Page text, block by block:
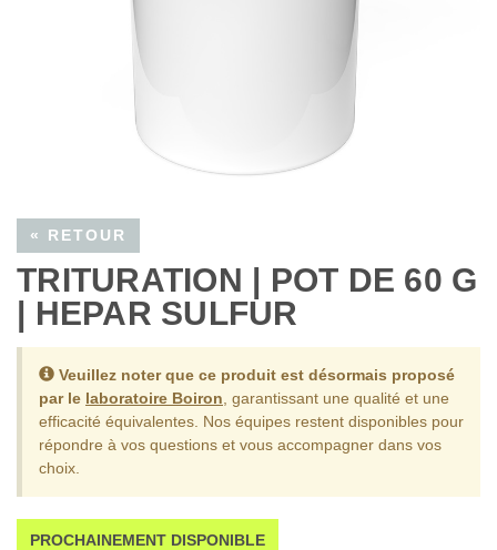
« RETOUR
TRITURATION | POT DE 60 G
| HEPAR SULFUR
Veuillez noter que ce produit est désormais proposé
par le laboratoire Boiron , garantissant une qualité et une
efficacité équivalentes. Nos équipes restent disponibles pour
répondre à vos questions et vous accompagner dans vos
choix.
PROCHAINEMENT DISPONIBLE